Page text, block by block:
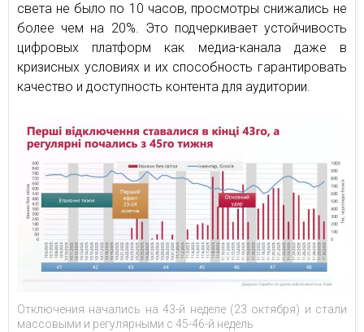
света не было по 10 часов, просмотры снижались не
более чем на 20%. Это подчеркивает устойчивость
цифровых платформ как медиа-канала даже в
кризисных условиях и их способность гарантировать
качество и доступность контента для аудитории.
Отключения начались на 43-й неделе (23 октября) и стали
массовыми и регулярными с 45-46-й недель